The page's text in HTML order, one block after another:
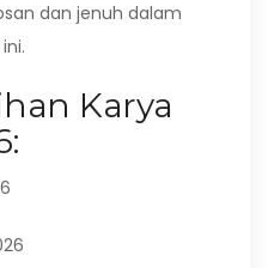
dan jenuh dalam
Karya